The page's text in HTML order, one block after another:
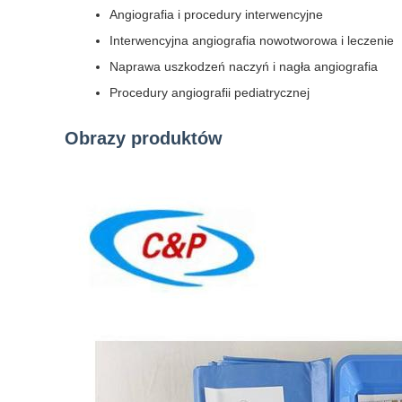
Angiografia i procedury interwencyjne
Interwencyjna angiografia nowotworowa i leczenie
Naprawa uszkodzeń naczyń i nagła angiografia
Procedury angiografii pediatrycznej
Obrazy produktów